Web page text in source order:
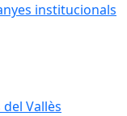
institucionals
Vallès